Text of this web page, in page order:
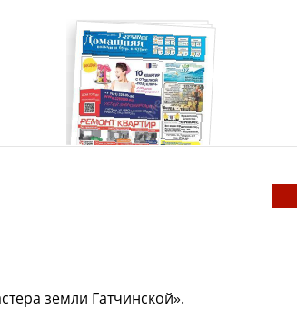
земли Гатчинской».